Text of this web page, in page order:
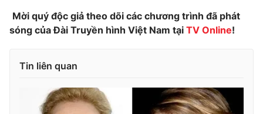
Email:toasoan@vtv.vn
Liên hệ quảng cáo:
024-7300.7108
Mời quý độc giả theo dõi các chương trình đã phát
sóng của Đài Truyền hình Việt Nam tại TV Online!
Tin liên quan